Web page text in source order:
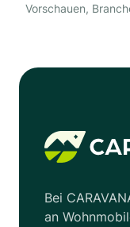
Vorschauen,
und welche davon
Bei
an